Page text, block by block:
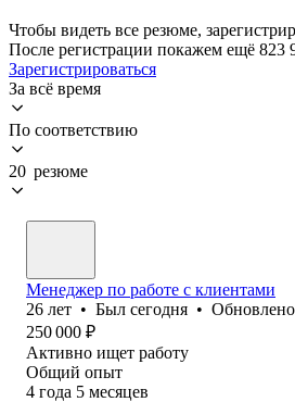
Чтобы видеть все резюме,
После регистрации покажем ещё 823
Зарегистрироваться
За всё время
По соответствию
20 резюме
Менеджер по работе с клиентами
26 лет • Был сегодня • Обновлено
250 000 ₽
Активно ищет работу
Общий опыт
4 года 5 месяцев